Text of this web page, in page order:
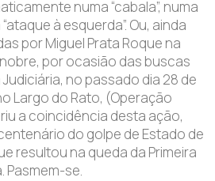
numa “cabala”, numa
à esquerda”. Ou, ainda
por Miguel Prata Roque na
por ocasião das buscas
no passado dia 28 de
Largo do Rato, (Operação
a coincidência desta ação,
do golpe de Estado de
resultou na queda da Primeira
Pasmem-se.